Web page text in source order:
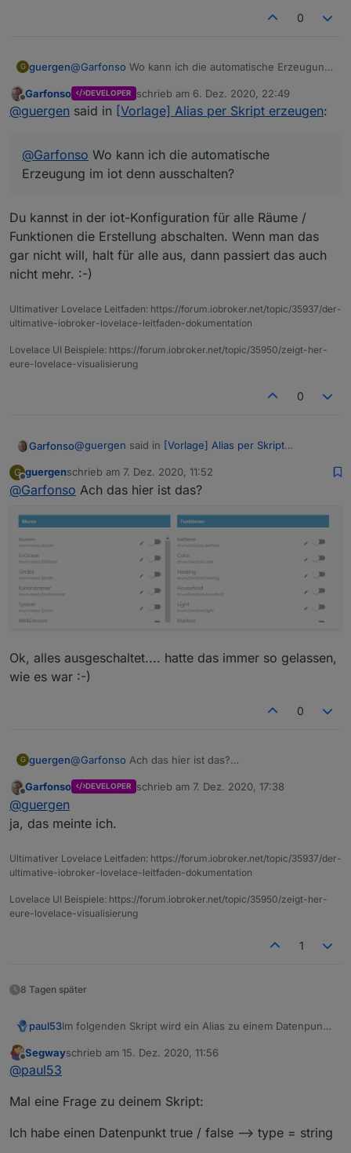
0
G guergen@Garfonso Wo kann ich die automatische Erzeugung
Garfonso DEVELOPER schrieb am 6. Dez. 2020, 22:49
zuletzt editiert von
@guergen said in [Vorlage] Alias per Skript erzeugen:
@Garfonso Wo kann ich die automatische
Erzeugung im iot denn ausschalten?
Du kannst in der iot-Konfiguration für alle Räume /
Funktionen die Erstellung abschalten. Wenn man das
gar nicht will, halt für alle aus, dann passiert das auch
nicht mehr. :-)
Ultimativer Lovelace Leitfaden: https://forum.iobroker.net/topic/35937/der-
ultimative-iobroker-lovelace-leitfaden-dokumentation
Lovelace UI Beispiele: https://forum.iobroker.net/topic/35950/zeigt-her-
eure-lovelace-visualisierung
0
Garfonso@guergen said in [Vorlage] Alias per Skript
@GarfonsoWo kann ich die automatische
Du kannst in der iot-Konfiguration für alle Räume /
Funktionen die Erstellung abschalten. Wenn man das
gar nicht will, halt für alle aus, dann passiert das
auch nicht mehr. :-)
G
Offline
guergenschrieb am 7. Dez. 2020, 11:52
zuletzt editiert von
@Garfonso Ach das hier ist das?
Ok, alles ausgeschaltet.... hatte das immer so gelassen,
wie es war :-)
0
G guergen@Garfonso Ach das hier ist das?
Ok, alles ausgeschaltet.... hatte das immer so
Offline
Garfonso DEVELOPER schrieb am 7. Dez. 2020, 17:38
zuletzt editiert von
@guergen
ja, das meinte ich.
Ultimativer Lovelace Leitfaden: https://forum.iobroker.net/topic/35937/der-
ultimative-iobroker-lovelace-leitfaden-dokumentation
Lovelace UI Beispiele: https://forum.iobroker.net/topic/35950/zeigt-her-
eure-lovelace-visualisierung
1
8 Tagen später
paul53Im folgenden Skript wird ein Alias zu einem Datenpunkt
gewollten Abweichungen von common-Eigenschaften
zuweisen.
// Original-Datenpunkt
// Bei Nicht-Verwendung Leerstring '' zuweisen
write = "val ? 'On' : 'Off'"; // boolean -->
write = "val.toString()"; // number --> string
EDIT(20.12.2019): obj.native ergänzt.
Offline
Segwayschrieb am 15. Dez. 2020, 11:56
zuletzt editiert von
@paul53
Mal eine Frage zu deinem Skript:
Ich habe einen Datenpunkt true / false --> type = string